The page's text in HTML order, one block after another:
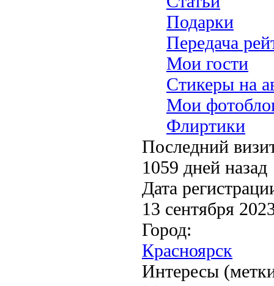
Подарки
Передача
Мои гости
Стикеры на
Мои
Флиртики
Последний
1059 дней назад
Дата
13 сентября
Город:
Красноярск
Интересы